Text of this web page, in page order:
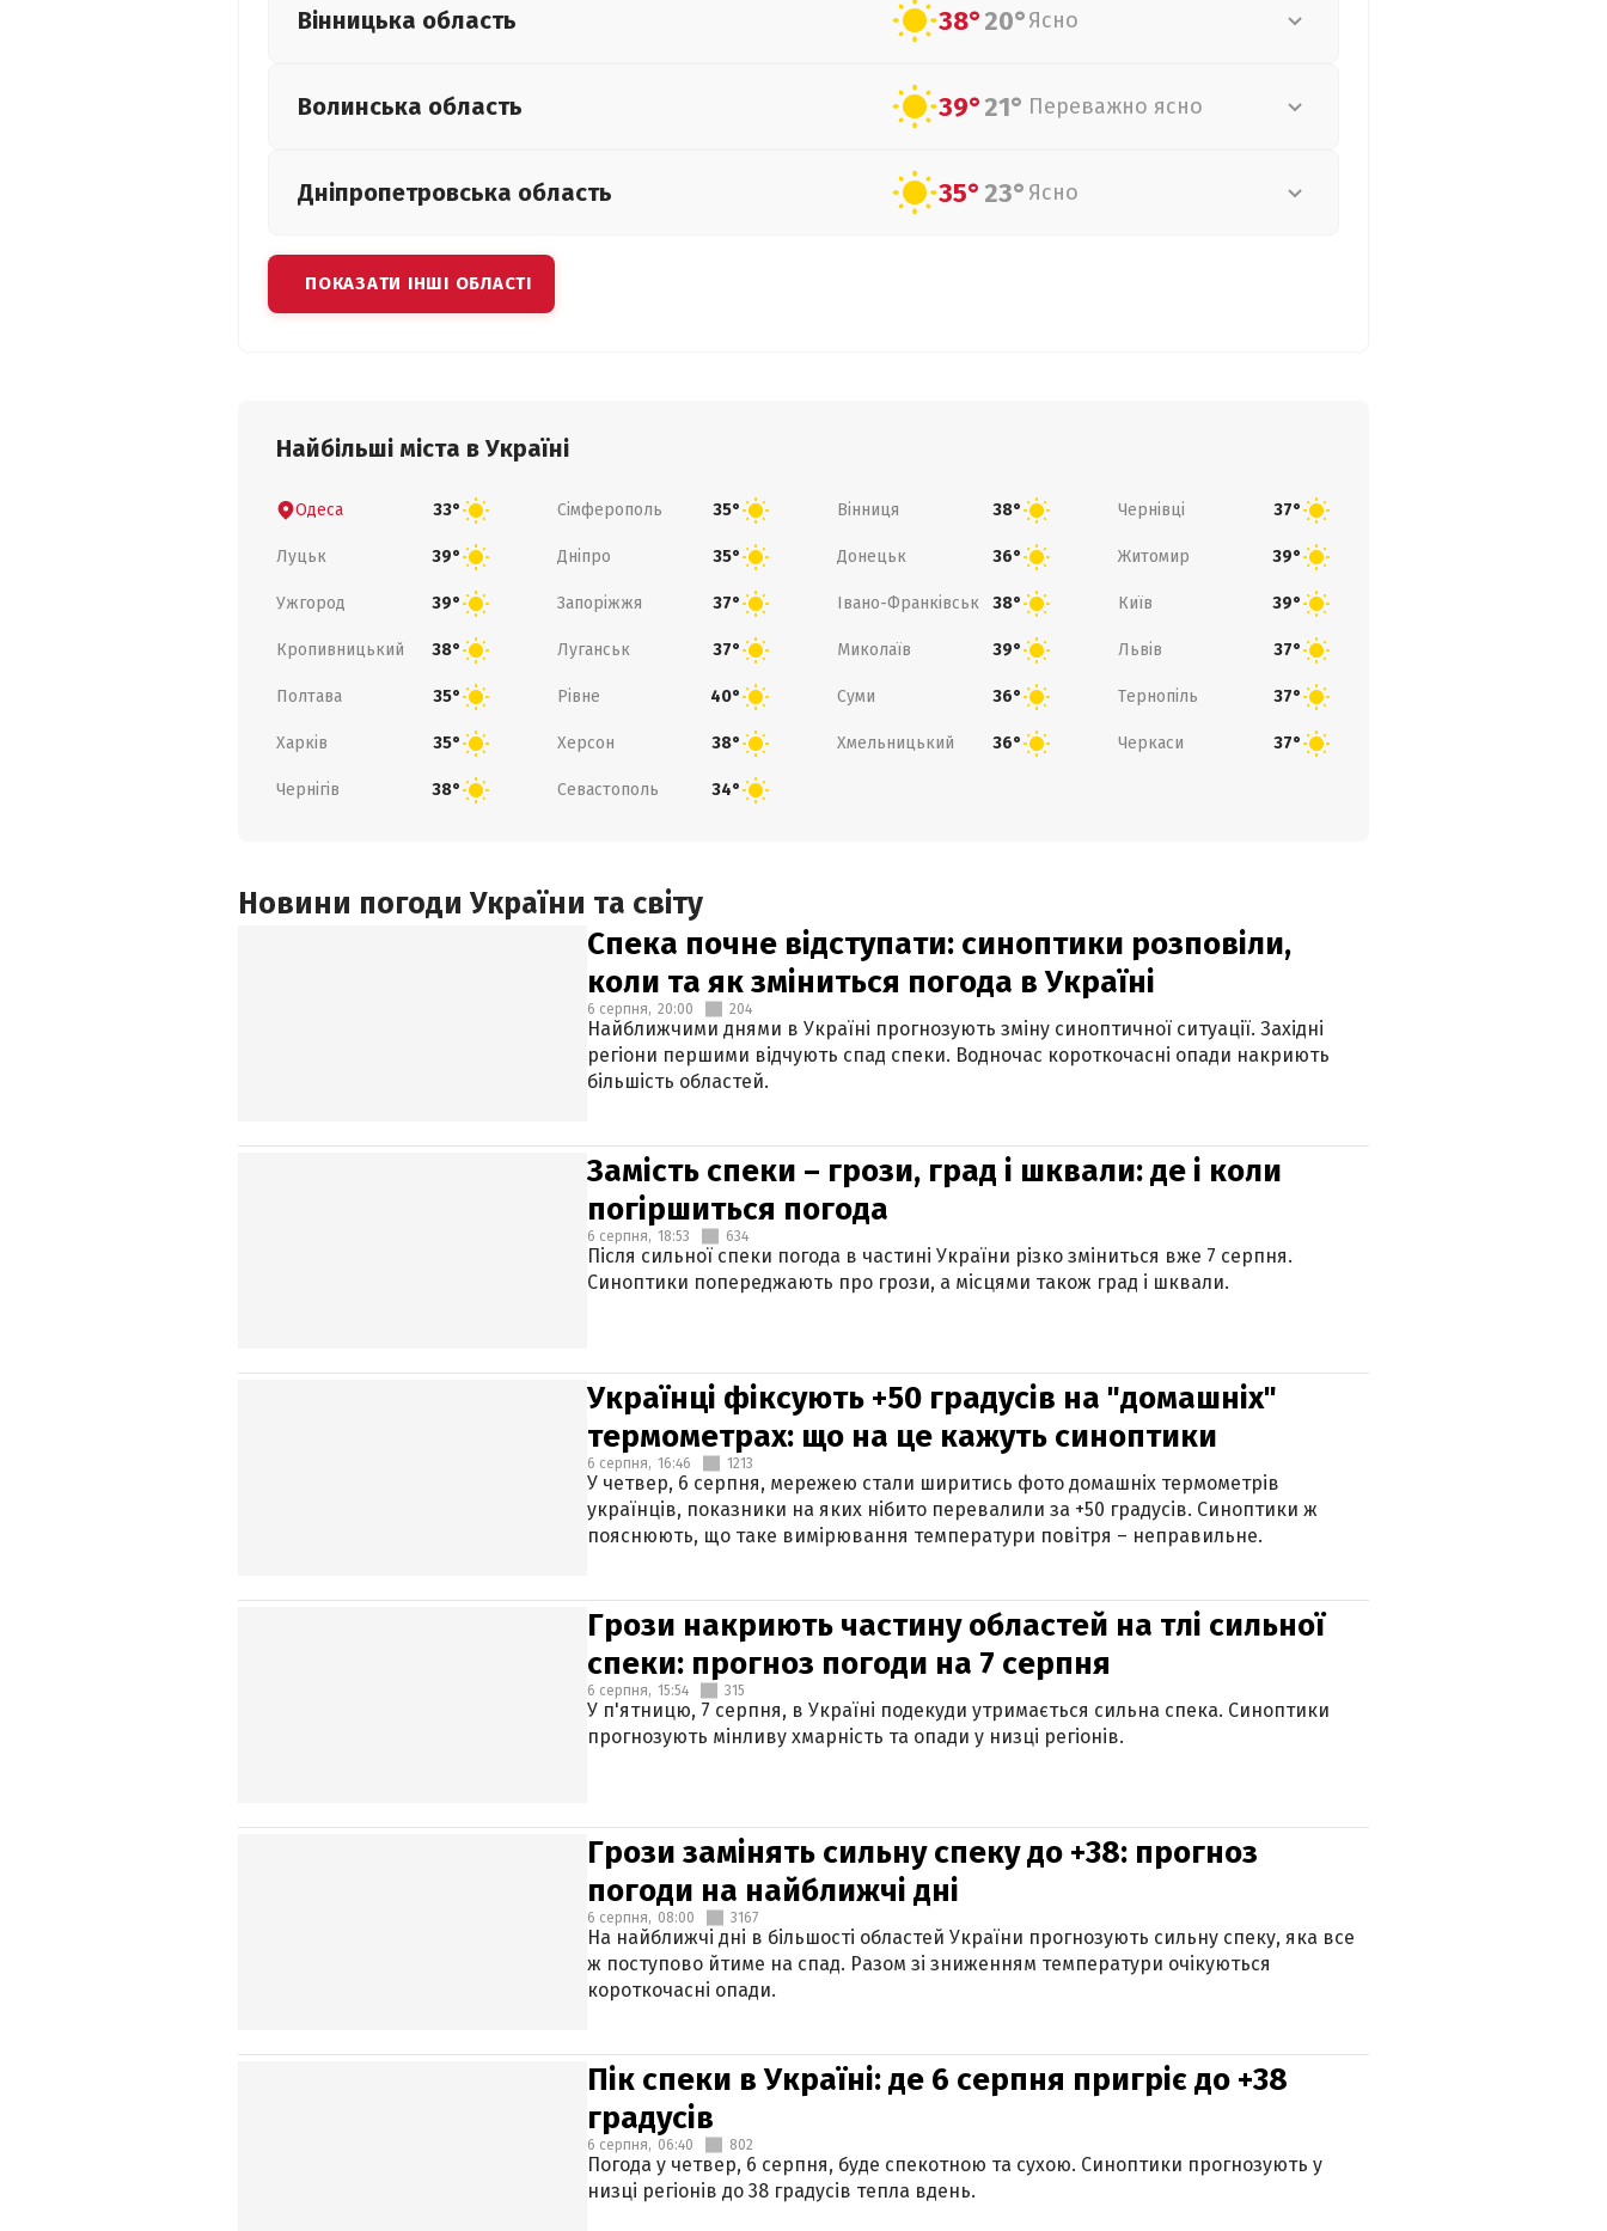
Вінницька область 38°20°Ясно
Волинська область 39°21° Переважно ясно
Дніпропетровська область 35°23° Ясно
ПОКАЗАТИ ІНШІ ОБЛАСТІ
Найбільші міста в Україні
Одеса 33° Сімферополь 35° Вінниця 38° Чернівці 37°
Луцьк 39° Дніпро 35° Донецьк 36° Житомир 39°
Ужгород 39° Запоріжжя 37° Івано-Франківськ 38° Київ 39°
Кропивницький 38° Луганськ 37° Миколаїв 39° Львів 37°
Полтава 35° Рівне 40° Суми 36° Тернопіль 37°
Харків 35° Херсон 38° Хмельницький 36° Черкаси 37°
Чернігів 38° Севастополь 34°
Новини погоди України та світу
Спека почне відступати: синоптики розповіли,
коли та як зміниться погода в Україні
6 серпня, 20:00 204
Найближчими днями в Україні прогнозують зміну синоптичної ситуації. Західні
регіони першими відчують спад спеки. Водночас короткочасні опади накриють
більшість областей.
Замість спеки – грози, град і шквали: де і коли
погіршиться погода
6 серпня, 18:53 634
Після сильної спеки погода в частині України різко зміниться вже 7 серпня.
Синоптики попереджають про грози, а місцями також град і шквали.
Українці фіксують +50 градусів на "домашніх"
термометрах: що на це кажуть синоптики
6 серпня, 16:46 1213
У четвер, 6 серпня, мережею стали ширитись фото домашніх термометрів
українців, показники на яких нібито перевалили за +50 градусів. Синоптики ж
пояснюють, що таке вимірювання температури повітря – неправильне.
Грози накриють частину областей на тлі сильної
спеки: прогноз погоди на 7 серпня
6 серпня, 15:54 315
У п'ятницю, 7 серпня, в Україні подекуди утримається сильна спека. Синоптики
прогнозують мінливу хмарність та опади у низці регіонів.
Грози замінять сильну спеку до +38: прогноз
погоди на найближчі дні
6 серпня, 08:00 3167
На найближчі дні в більшості областей України прогнозують сильну спеку, яка все
ж поступово йтиме на спад. Разом зі зниженням температури очікуються
короткочасні опади.
Пік спеки в Україні: де 6 серпня пригріє до +38
градусів
6 серпня, 06:40 802
Погода у четвер, 6 серпня, буде спекотною та сухою. Синоптики прогнозують у
низці регіонів до 38 градусів тепла вдень.